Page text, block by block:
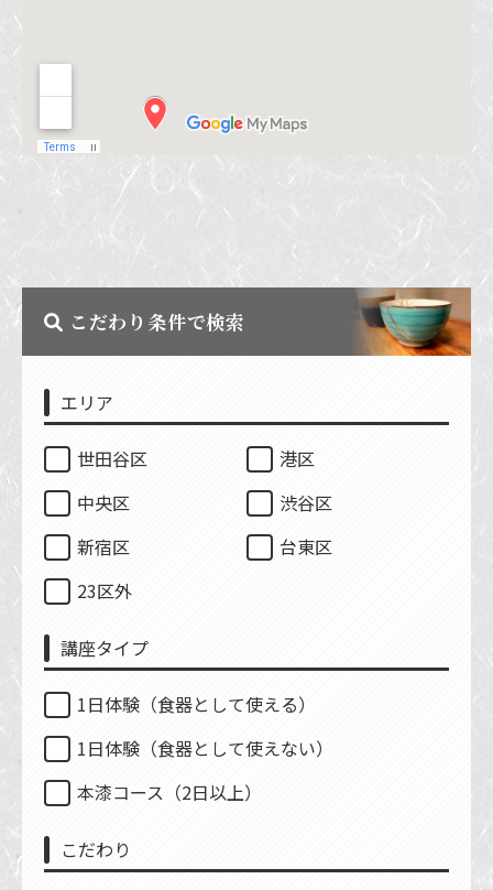
こだわり条件で検索
エリア
世田谷区
港区
中央区
渋谷区
新宿区
台東区
23区外
講座タイプ
1日体験（食器として使える）
1日体験（食器として使えない）
本漆コース（2日以上）
こだわり